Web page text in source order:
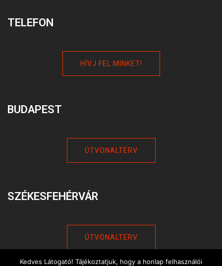
TELEFON
HÍVJ FEL MINKET!
BUDAPEST
ÚTVONALTERV
SZÉKESFEHÉRVÁR
ÚTVONALTERV
Kedves Látogató! Tájékoztatjuk, hogy a honlap felhasználói